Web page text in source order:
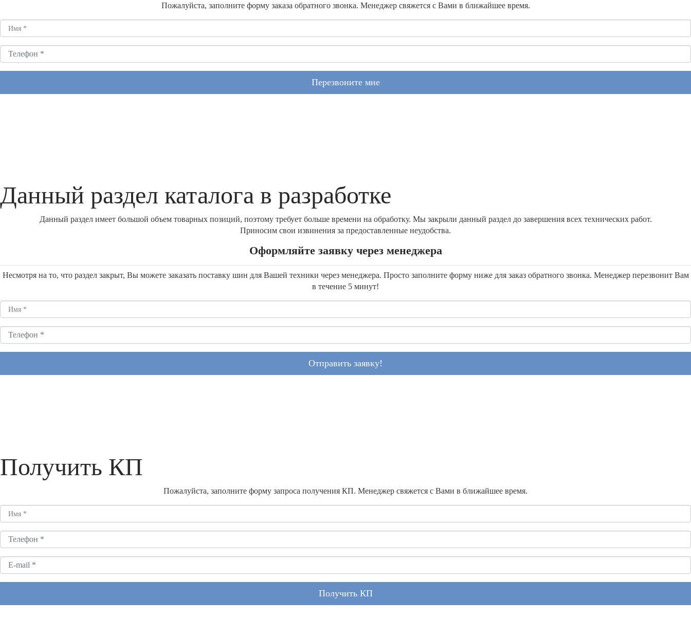
Пожалуйста, заполните форму заказа обратного звонка. Менеджер свяжется с Вами в ближайшее время.
Перезвоните мне
Данный раздел каталога в разработке
Данный раздел имеет большой объем товарных позиций, поэтому требует больше времени на обработку. Мы закрыли данный раздел до завершения всех технических работ.
Приносим свои извинения за предоставленные неудобства.
Оформляйте заявку через менеджера
Несмотря на то, что раздел закрыт, Вы можете заказать поставку шин для Вашей техники через менеджера. Просто заполните форму ниже для заказ обратного звонка. Менеджер перезвонит Вам
в течение 5 минут!
Отправить заявку!
Получить КП
Пожалуйста, заполните форму запроса получения КП. Менеджер свяжется с Вами в ближайшее время.
Получить КП